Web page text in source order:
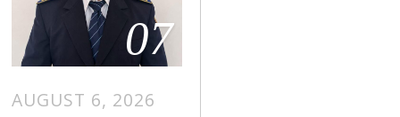
07
AUGUST 6, 2026